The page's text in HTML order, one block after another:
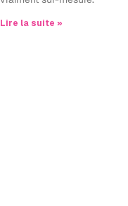
Lire la suite »